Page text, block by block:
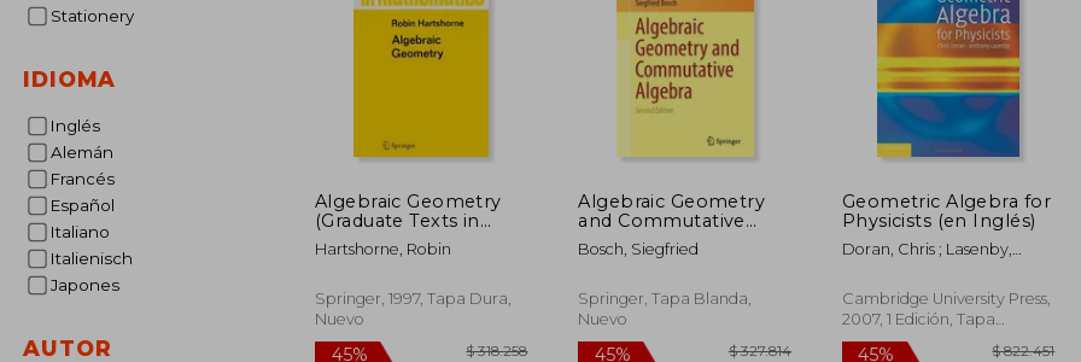
Stationery
IDIOMA
Inglés
Alemán
Francés
Español
Italiano
Italienisch
Japones
AUTOR
Algebraic Geometry
(Graduate Texts in
Mathematics) (en
Inglés)
Hartshorne, Robin
Springer, 1997, Tapa Dura,
Nuevo
Algebraic Geometry
and Commutative
Algebra (en Inglés)
Bosch, Siegfried
Springer, Tapa Blanda,
Nuevo
Geometric Algebra for
Physicists (en Inglés)
Doran, Chris ; Lasenby,
Cambridge University Press,
2007, 1 Edición, Tapa
Blanda, Nuevo